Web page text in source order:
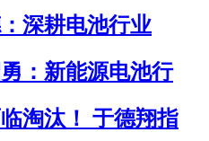
深耕电池行业
：新能源电池行
淘汰！ 于德翔指